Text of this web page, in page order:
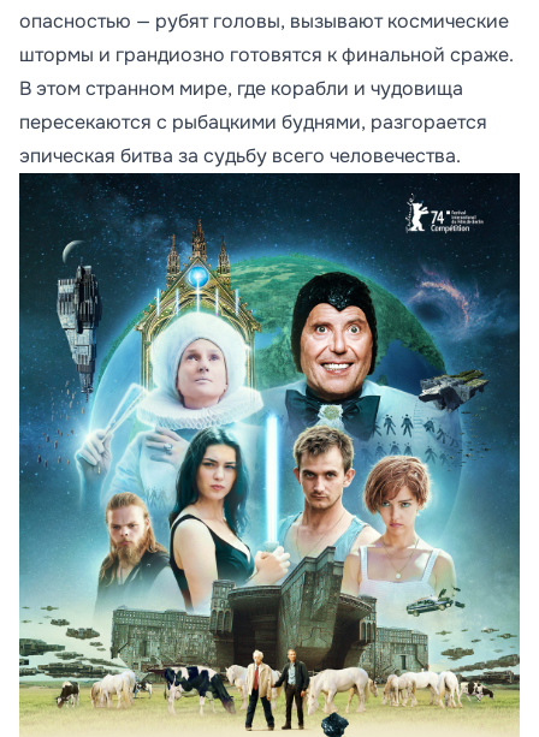
опасностью — рубят головы, вызывают космические
штормы и грандиозно готовятся к финальной сраже.
В этом странном мире, где корабли и чудовища
пересекаются с рыбацкими буднями, разгорается
эпическая битва за судьбу всего человечества.